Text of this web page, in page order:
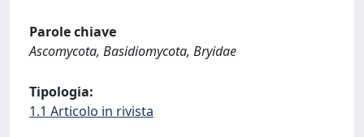
Parole chiave
Ascomycota, Basidiomycota, Bryidae
Tipologia:
1.1 Articolo in rivista